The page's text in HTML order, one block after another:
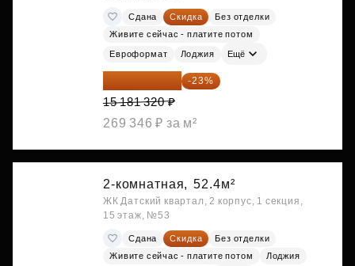
Сдана Скидка
Без отделки
Живите сейчас - платите потом
Евроформат Лоджия Ещё
11 689 616 ₽ -23%
15 181 320 ₽
269 346 ₽ за м²
2-комнатная, 52.4м²
ЖК Датский квартал, 2 корпус, 1 секция,
15 этаж, №53
Сдана Скидка
Без отделки
Живите сейчас - платите потом
Лоджия